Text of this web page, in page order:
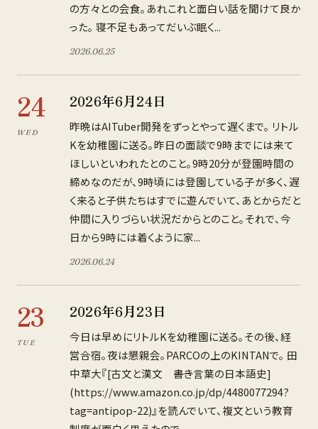
の方々との会食。あれこれと面白い話を聞けて良か
った。 寝不足もあってだいぶ眠く...
2026.06.25
24
WED
2026年6月24日
昨晩はAITuber開発をずっとやって遅くまで。 リトル
Kを幼稚園に送る。昨日の面談で9時までには来て
ほしいといわれたとのこと。9時20分が登園時間の
締めなのだが、9時頃には登園している子が多く、遅
く来ると子供たちはすでに遊んでいて、あとからだと
仲間に入りづらい状況だからとのこと。それで、今
日から9時には着くように家...
2026.06.24
23
TUE
2026年6月23日
今日は早めにリトルKを幼稚園に送る。その後、経
営合宿。夜は懇親会。PARCOの上のKINTANで。 田
中草大『[古文と漢文 ――書き言葉の日本語史]
(https://www.amazon.co.jp/dp/4480077294?
tag=antipop-22)』を読んでいて、複文という教育